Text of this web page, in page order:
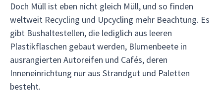
Doch Müll ist eben nicht gleich Müll, und so finden
weltweit Recycling und Upcycling mehr Beachtung. Es
gibt Bushaltestellen, die lediglich aus leeren
Plastikflaschen gebaut werden, Blumenbeete in
ausrangierten Autoreifen und Cafés, deren
Inneneinrichtung nur aus Strandgut und Paletten
besteht.